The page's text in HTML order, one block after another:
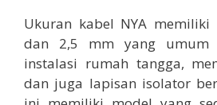
Ukuran kabel NYA
dan 2,5 mm yang umum
instalasi rumah tangga,
dan juga lapisan isolator